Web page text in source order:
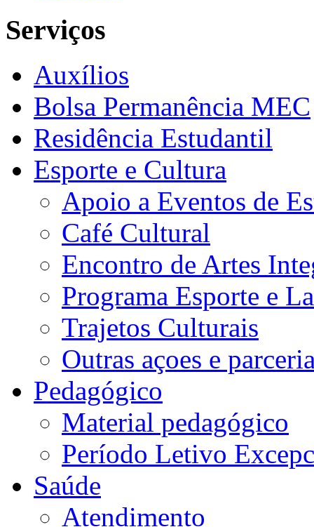
Serviços
Auxílios
Bolsa Permanência MEC
Residência Estudantil
Esporte e Cultura
Apoio a Eventos de
Café Cultural
Encontro de Artes
Programa Esporte e
Trajetos Culturais
Outras açoes e
Pedagógico
Material pedagógico
Período Letivo
Saúde
Atendimento